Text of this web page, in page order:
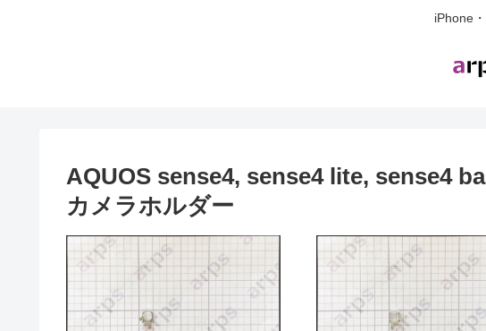
iPhone
AQUOS sense4, sense4 lite, sense4
カメラホルダー